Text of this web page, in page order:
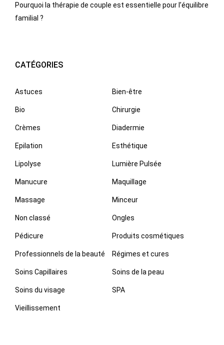
Pourquoi la thérapie de couple est essentielle pour l’équilibre
familial ?
CATÉGORIES
Astuces Bien-être
Bio Chirurgie
Crèmes Diadermie
Epilation Esthétique
Lipolyse Lumière Pulsée
Manucure Maquillage
Massage Minceur
Non classé Ongles
Pédicure Produits cosmétiques
Professionnels de la beauté Régimes et cures
Soins Capillaires Soins de la peau
Soins du visage SPA
Vieillissement